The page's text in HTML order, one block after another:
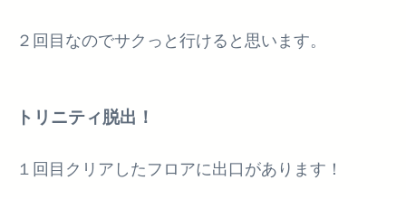
２回目なのでサクっと行けると思います。
トリニティ脱出！
１回目クリアしたフロアに出口があります！